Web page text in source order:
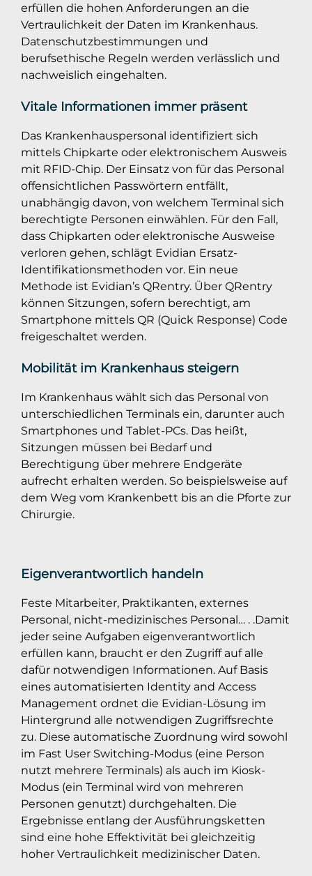
erfüllen die hohen Anforderungen an die
Vertraulichkeit der Daten im Krankenhaus.
Datenschutzbestimmungen und
berufsethische Regeln werden verlässlich und
nachweislich eingehalten.
Vitale Informationen immer präsent
Das Krankenhauspersonal identifiziert sich
mittels Chipkarte oder elektronischem Ausweis
mit RFID-Chip. Der Einsatz von für das Personal
offensichtlichen Passwörtern entfällt,
unabhängig davon, von welchem Terminal sich
berechtigte Personen einwählen. Für den Fall,
dass Chipkarten oder elektronische Ausweise
verloren gehen, schlägt Evidian Ersatz-
Identifikationsmethoden vor. Ein neue
Methode ist Evidian’s QRentry. Über QRentry
können Sitzungen, sofern berechtigt, am
Smartphone mittels QR (Quick Response) Code
freigeschaltet werden.
Mobilität im Krankenhaus steigern
Im Krankenhaus wählt sich das Personal von
unterschiedlichen Terminals ein, darunter auch
Smartphones und Tablet-PCs. Das heißt,
Sitzungen müssen bei Bedarf und
Berechtigung über mehrere Endgeräte
aufrecht erhalten werden. So beispielsweise auf
dem Weg vom Krankenbett bis an die Pforte zur
Chirurgie.
Eigenverantwortlich handeln
Feste Mitarbeiter, Praktikanten, externes
Personal, nicht-medizinisches Personal… . .Damit
jeder seine Aufgaben eigenverantwortlich
erfüllen kann, braucht er den Zugriff auf alle
dafür notwendigen Informationen. Auf Basis
eines automatisierten Identity and Access
Management ordnet die Evidian-Lösung im
Hintergrund alle notwendigen Zugriffsrechte
zu. Diese automatische Zuordnung wird sowohl
im Fast User Switching-Modus (eine Person
nutzt mehrere Terminals) als auch im Kiosk-
Modus (ein Terminal wird von mehreren
Personen genutzt) durchgehalten. Die
Ergebnisse entlang der Ausführungsketten
sind eine hohe Effektivität bei gleichzeitig
hoher Vertraulichkeit medizinischer Daten.